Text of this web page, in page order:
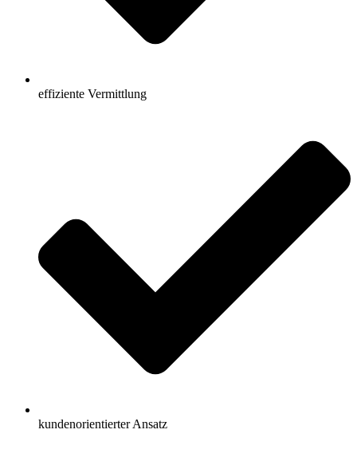
effiziente Vermittlung
kundenorientierter Ansatz